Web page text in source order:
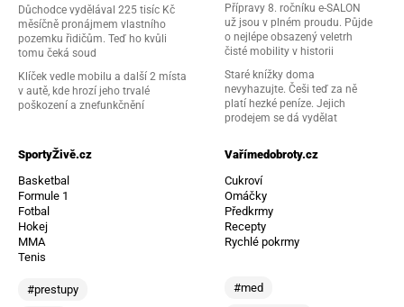
Důchodce vydělával 225 tisíc Kč
měsíčně pronájmem vlastního
pozemku řidičům. Teď ho kvůli
tomu čeká soud
Klíček vedle mobilu a další 2 místa
v autě, kde hrozí jeho trvalé
poškození a znefunkčnění
Přípravy 8. ročníku e-SALON
už jsou v plném proudu. Půjde
o nejlépe obsazený veletrh
čisté mobility v historii
Staré knížky doma
nevyhazujte. Češi teď za ně
platí hezké peníze. Jejich
prodejem se dá vydělat
SportyŽivě.cz
Basketbal
Formule 1
Fotbal
Hokej
MMA
Tenis
#prestupy
Vařímedobroty.cz
Cukroví
Omáčky
Předkrmy
Recepty
Rychlé pokrmy
#med